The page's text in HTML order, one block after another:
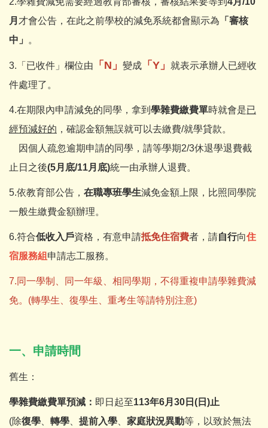
月 才會公告，在此之前學校的減免系統都會顯示為 「審核
中」
。
3.「已收件」欄位由 「N」 變成 「Y」
就表示承辦人已經收
件處理了。
4.在期限內申請減免的同學，拿到 學雜費繳費單時就會是已
經預減好的 ，確認金額無誤就可以去繳費/就學貸款。
因個人疏忽逾期申請的同學，請等學期2/3休退學退費截
止日之後(5月底/11月底)統一由承辦人退費。
5.依教育部公告， 在職專班學生減免金額上限，比照同學院
一般生繳費金額辦理。
6.符合低收入戶資格，有意申請抵免住宿費者，請自行向住
宿服務組 申請志工服務。
7.同一學制、同一年級、相同學期，不得重複申請學雜費減
免。(轉學生、復學生、重考生等請特別注意)
一、申請時間
舊生：
學雜費繳費單預減： 即日起至113年6月30日(日)止
(除復學 轉學 提前入學 家庭狀況異動等，以致於無法